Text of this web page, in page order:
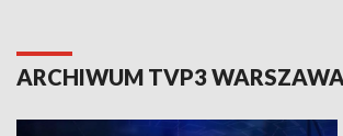
ARCHIWUM TVP3